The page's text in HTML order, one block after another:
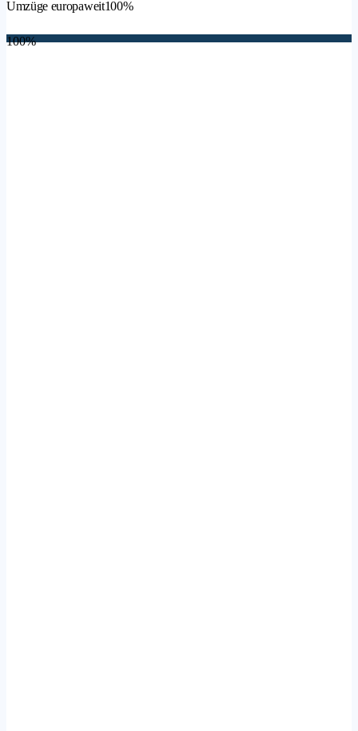
Umzüge europaweit100%
100%